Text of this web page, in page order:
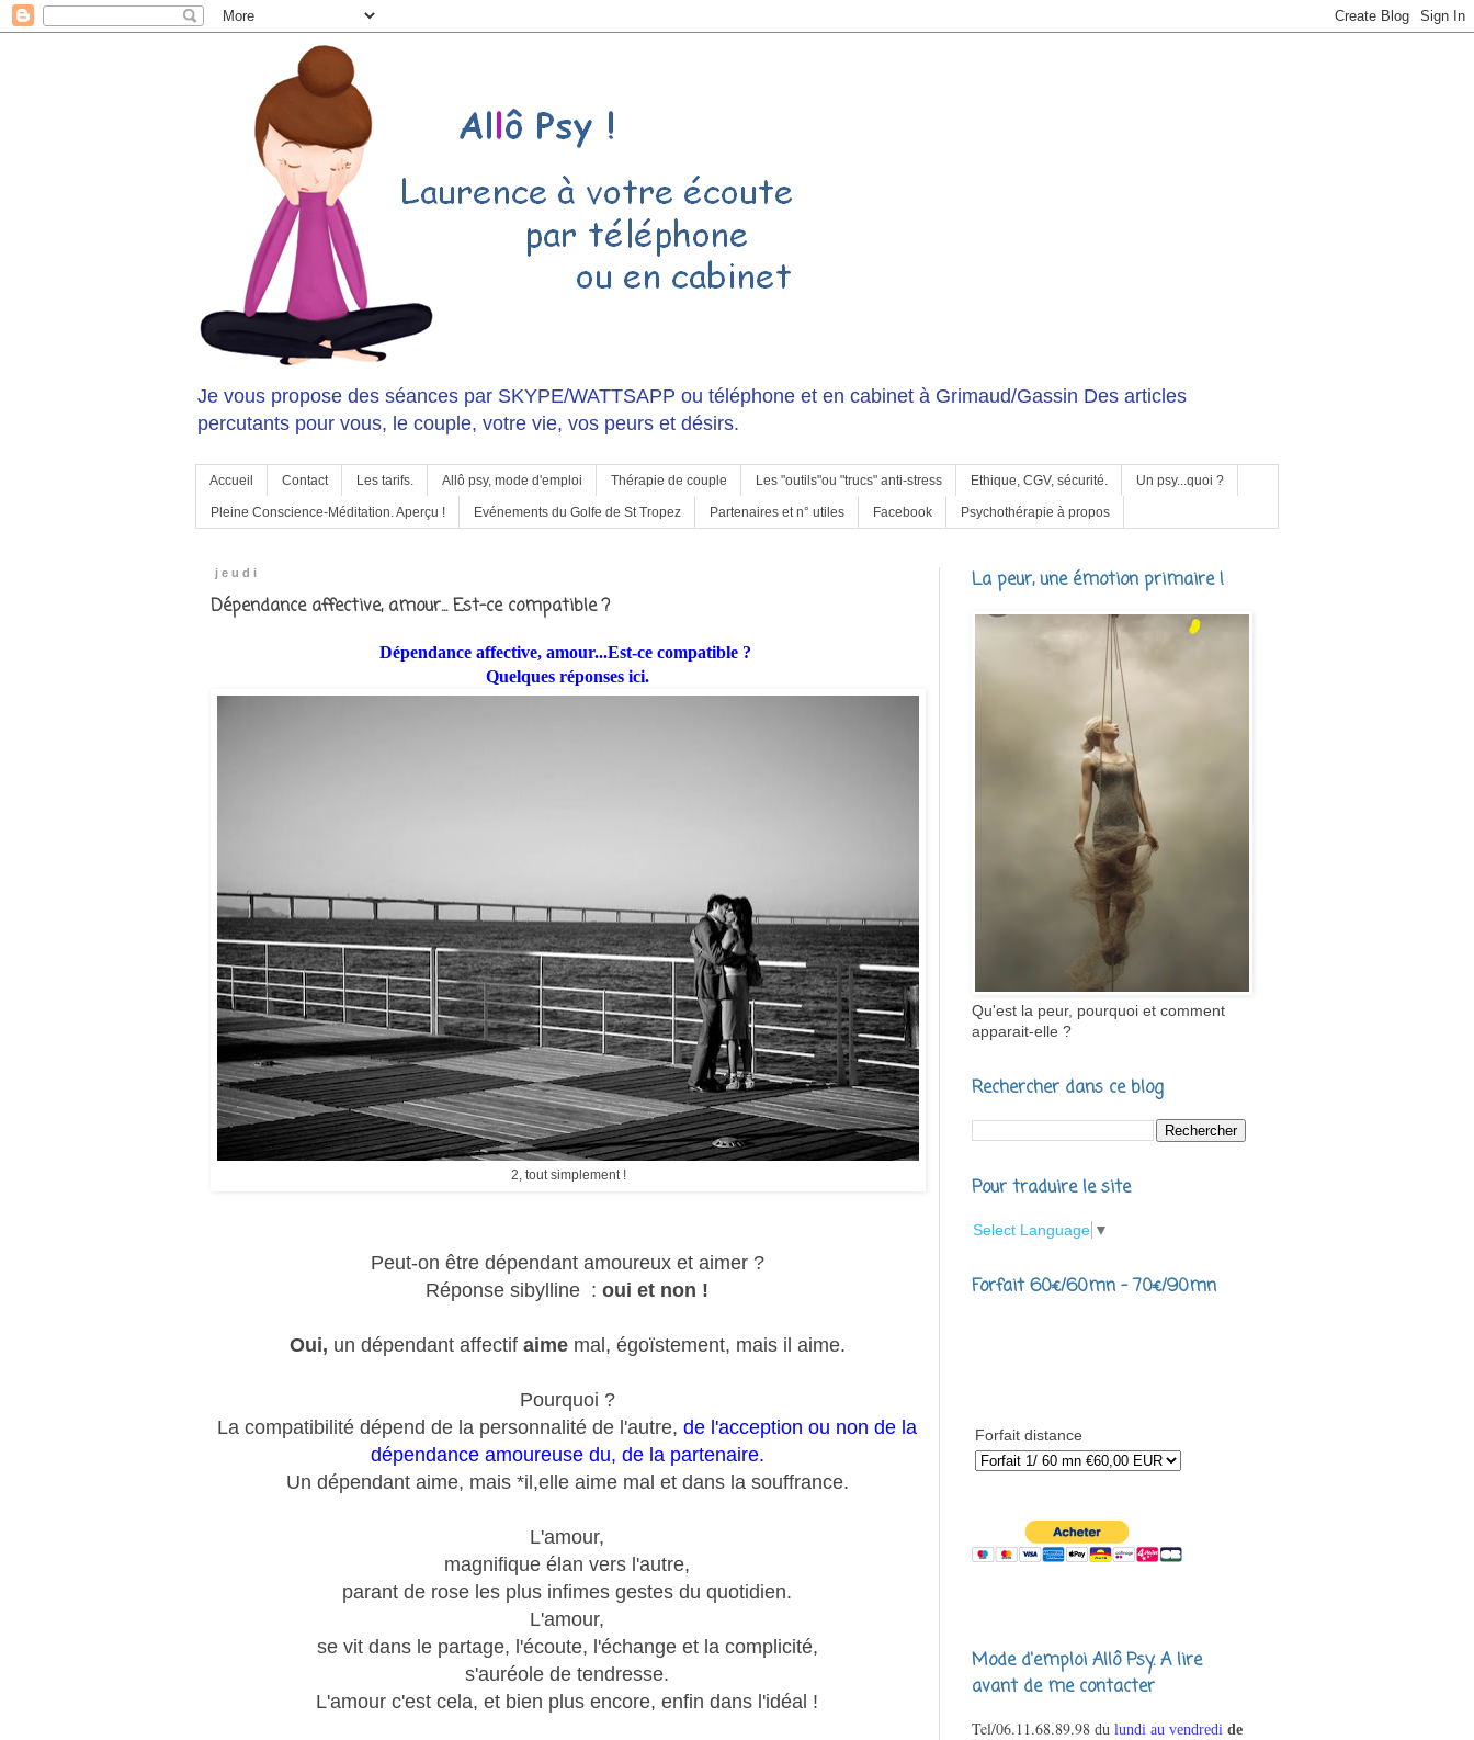
Je vous propose des séances par SKYPE/WATTSAPP ou téléphone et en cabinet à Grimaud/Gassin Des articles
percutants pour vous, le couple, votre vie, vos peurs et désirs.
Accueil Contact Les tarifs. Allô psy, mode d'emploi Thérapie de couple Les "outils"ou "trucs" anti-stress Ethique, CGV, sécurité. Un psy...quoi ?
Pleine Conscience-Méditation. Aperçu ! Evénements du Golfe de St Tropez Partenaires et n° utiles Facebook Psychothérapie à propos
jeudi
Dépendance affective, amour... Est-ce compatible ?
Dépendance affective, amour...Est-ce compatible ?
Quelques réponses ici.
2, tout simplement !
Peut-on être dépendant amoureux et aimer ?
Réponse sibylline : oui et non !
Oui, un dépendant affectif aime mal, égoïstement, mais il aime.
Pourquoi ?
La compatibilité dépend de la personnalité de l'autre, de l'acception ou non de la
dépendance amoureuse du, de la partenaire.
Un dépendant aime, mais *il,elle aime mal et dans la souffrance.
L'amour,
magnifique élan vers l'autre,
parant de rose les plus infimes gestes du quotidien.
L'amour,
se vit dans le partage, l'écoute, l'échange et la complicité,
s'auréole de tendresse.
L'amour c'est cela, et bien plus encore, enfin dans l'idéal !
La peur, une émotion primaire !
Qu'est la peur, pourquoi et comment
apparait-elle ?
Rechercher dans ce blog
Pour traduire le site
Select Language ▼
Forfait 60€/60mn - 70€/90mn
Forfait distance
Mode d'emploi Allô Psy. A lire
avant de me contacter
Tel/06.11.68.89.98 du lundi au vendredi de